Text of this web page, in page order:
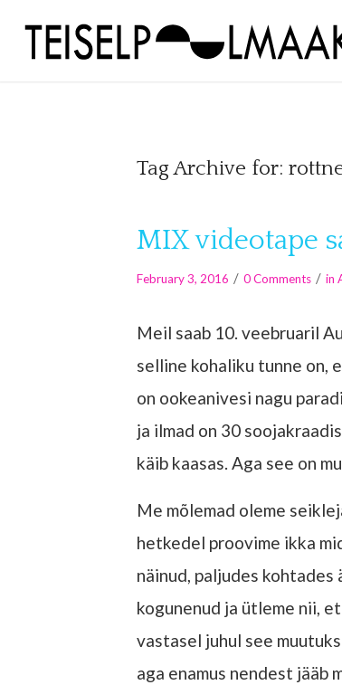
Tag Archive for:
MIX videotape
February 3, 2016 / 0 Comments / in
Meil saab 10. veebruaril
selline kohaliku tunne on,
on ookeanivesi nagu
ja ilmad on 30
käib kaasas. Aga see on
Me mõlemad oleme
hetkedel proovime ikka
näinud, paljudes
kogunenud ja ütleme nii,
vastasel juhul see
aga enamus nendest jääb